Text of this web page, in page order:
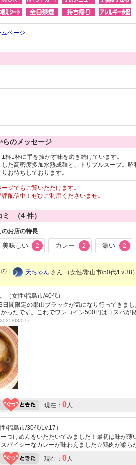
ムページ
らのメッセージ
杯1杯に手を抜かず味を磨き続けています。
た高密度多加水熟成麺と、トリプルスープ。昭
お待ちしております。
ジでもご覧いただけます。
配信中！ぜひご利用くださいませ。
ミ （4 件）
のお店の特長
美味しい 2 カレー 2 濃い 2
の
天ちゃん さん （女性/郡山市/50代/Lv.38）
（女性/福島市/40代）
日間限定の郡山ブラックが気になり行ってきま
ったです。これでワンコイン500円はコスパが
03/07）
現在： 0 人
/福島市/30代/Lv.17）
つけめんをいただいてみました！最初は味が
パイシーなカレーが味わえました☆鶏肉が柔ら
現在： 0 人